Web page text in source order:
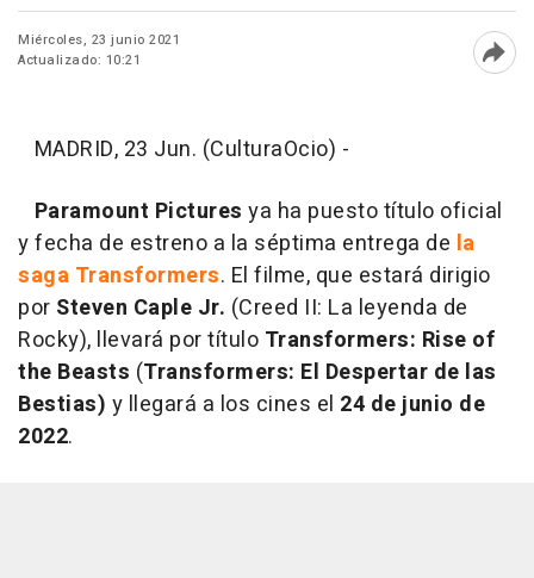
Miércoles, 23 junio 2021
Actualizado: 10:21
MADRID, 23 Jun. (CulturaOcio) -
Paramount Pictures ya ha puesto título oficial
y fecha de estreno a la séptima entrega de la
saga Transformers. El filme, que estará dirigio
por Steven Caple Jr. (Creed II: La leyenda de
Rocky), llevará por título Transformers: Rise of
the Beasts (Transformers: El Despertar de las
Bestias) y llegará a los cines el 24 de junio de
2022.